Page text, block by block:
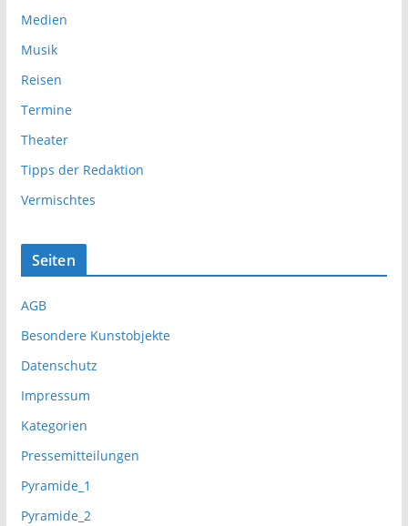
Medien
Musik
Reisen
Termine
Theater
Tipps der Redaktion
Vermischtes
Seiten
AGB
Besondere Kunstobjekte
Datenschutz
Impressum
Kategorien
Pressemitteilungen
Pyramide_1
Pyramide_2